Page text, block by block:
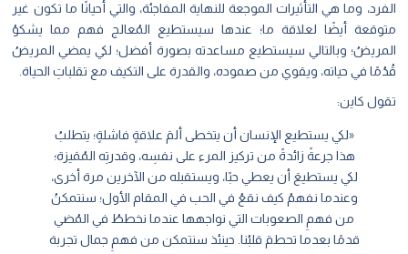
الفرد، وما هي التأثيرات الموجعة للنهاية المفاجئة، والتي أحيانًا ما تكون غير
متوقعة أيضًا لعلاقة ما؛ عندها سيستطيع المُعالج فهم مما يشكوُ
المريضُ؛ وبالتالي سيستطيع مساعدته بصورة أفضل؛ لكي يمضي المريضُ
قُدُمًا في حياته، ويقوي من صموده، والقدرة على التكيف مع تقلباتِ الحياة.
تقول كاين:
«لكي يستطيع الإنسان أن يتخطى ألمَ علاقةٍ فاشلةٍ؛ يتطلبُ
هذا جرعةً زائدةً من تركيز المرء على نفسِه، وقدرتِه المُمَيزة؛
لكي يستطيعَ أن يعطي حبًا، ويستقبله من الآخرين مرة أخرى،
وعندما نفهمُ كيف نقعُ في الحب في المقام الأول؛ سنتمكنُ
من فهمِ الصعوبات التي نواجهها عندما نخططُ في المُضي
قدمًا بعدما تحطمَ قلبُنا. حينئذ سنتمكن من فهمِ جمال تجربة